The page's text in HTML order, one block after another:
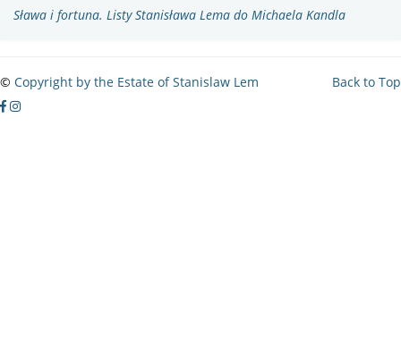
Sława i fortuna. Listy Stanisława Lema do Michaela Kandla
Back to Top
© Copyright by the Estate of Stanislaw Lem